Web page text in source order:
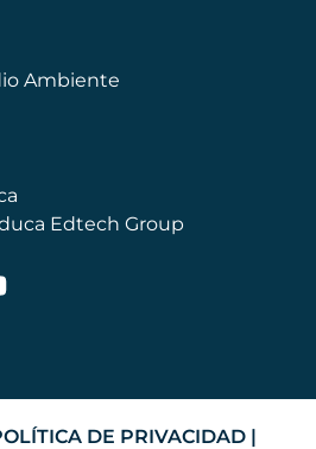
Ambiente
Edtech Group
DE PRIVACIDAD |